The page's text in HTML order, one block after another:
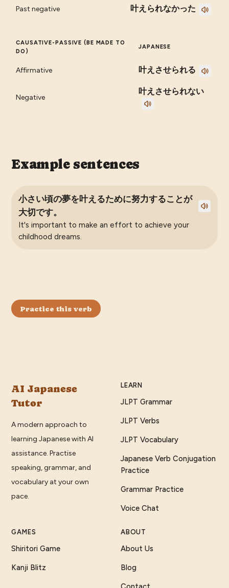
Past negative 叶えられなかった
CAUSATIVE-PASSIVE (BE MADE TO
DO)
JAPANESE
Affirmative 叶えさせられる
Negative
叶えさせられない
Example sentences
小さい頃の夢を叶えるために努力することが
大切です。
It's important to make an effort to achieve your
childhood dreams.
Practice this verb
AI Japanese
Tutor
A modern approach to
learning Japanese with AI
assistance. Practise
speaking, grammar, and
vocabulary at your own
pace.
LEARN
JLPT Grammar
JLPT Verbs
JLPT Vocabulary
Japanese Verb Conjugation
Practice
Grammar Practice
Voice Chat
GAMES
Shiritori Game
Kanji Blitz
ABOUT
About Us
Blog